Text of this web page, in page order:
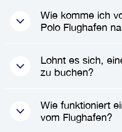
Wie komme ich
Polo Flughafen
Um von
Venedig
Flughafennach
buchen. Diese
eine direkte und
Lohnt es sich,
zu buchen?
Absolut! Die
Wie funktioniert
vom Flughafen?